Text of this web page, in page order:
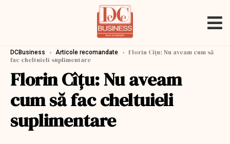
DCBusiness › Articole recomandate › Florin Cîțu: Nu aveam cum să
fac cheltuieli suplimentare
Florin Cîțu: Nu aveam
cum să fac cheltuieli
suplimentare